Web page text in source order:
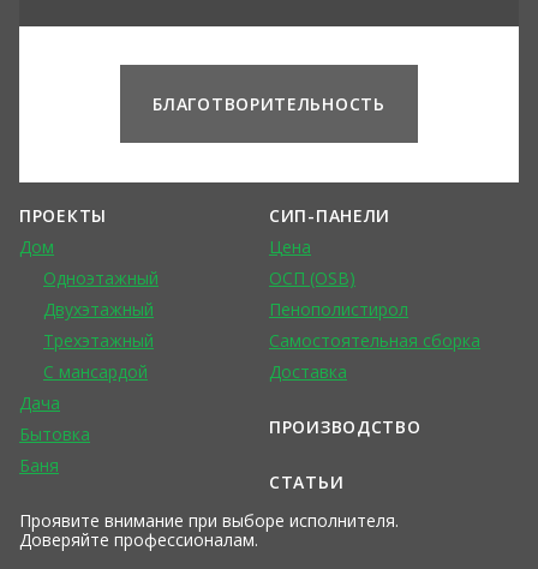
БЛАГОТВОРИТЕЛЬНОСТЬ
ПРОЕКТЫ
Дом
Одноэтажный
Двухэтажный
Трехэтажный
С мансардой
Дача
Бытовка
Баня
Проявите внимание при выборе исполнителя.
Доверяйте профессионалам.
СИП-ПАНЕЛИ
Цена
ОСП (OSB)
Пенополистирол
Самостоятельная сборка
Доставка
ПРОИЗВОДСТВО
СТАТЬИ